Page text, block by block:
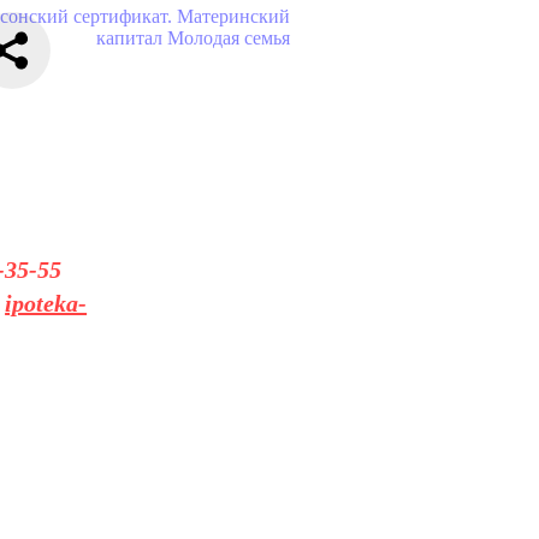
сертификат. Материнский
капитал Молодая семья
55
ipoteka-